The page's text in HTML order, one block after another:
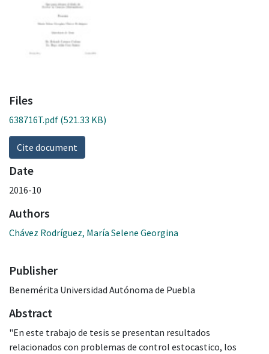
Files
638716T.pdf (521.33 KB)
Cite document
Date
2016-10
Authors
Chávez Rodríguez, María Selene Georgina
Publisher
Benemérita Universidad Autónoma de Puebla
Abstract
"En este trabajo de tesis se presentan resultados
relacionados con problemas de control estocastico, los